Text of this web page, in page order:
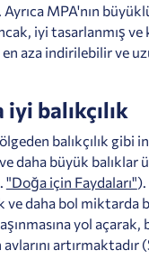
Ayrıca MPA'nın
iyi tasarlanmış ve
aza indirilebilir ve
iyi balıkçılık
balıkçılık gibi
daha büyük balıklar
"Doğa için Faydaları").
ve daha bol miktarda
yol
avlarını artırmaktadır